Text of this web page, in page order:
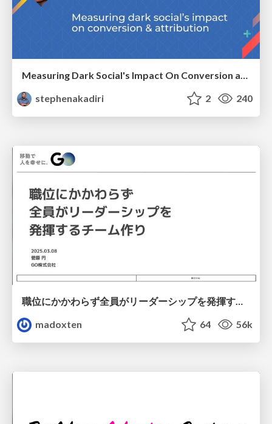
stephenakadiri
2 240
職位にかかわらず全員がリーダーシップを発揮するチーム作り / Building a team where everyone can demonstrate leadership regardless of position
madoxten
64 56k